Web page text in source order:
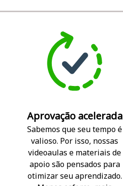
Aprovação acelerada
Sabemos que seu tempo é
valioso. Por isso, nossas
videoaulas e materiais de
apoio são pensados para
otimizar seu aprendizado.